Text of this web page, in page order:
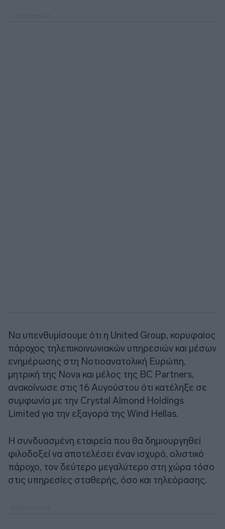
Να υπενθυμίσουμε ότι η United Group, κορυφαίος
πάροχος τηλεπικοινωνιακών υπηρεσιών και μέσων
ενημέρωσης στη Νοτιοανατολική Ευρώπη,
μητρική της Nova και μέλος της BC Partners,
ανακοίνωσε στις 16 Αυγούστου ότι κατέληξε σε
συμφωνία με την Crystal Almond Holdings
Limited για την εξαγορά της Wind Hellas.
Η συνδυασμένη εταιρεία που θα δημιουργηθεί
φιλοδοξεί να αποτελέσει έναν ισχυρό, ολιστικό
πάροχο, τον δεύτερο μεγαλύτερο στη χώρα τόσο
στις υπηρεσίες σταθερής, όσο και τηλεόρασης.